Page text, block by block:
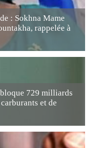
: Sokhna Mame
rappelée à
729 milliards
et de